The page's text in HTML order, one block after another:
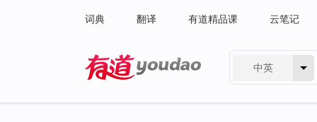
词典 翻译 有道精品课 云笔记
中英